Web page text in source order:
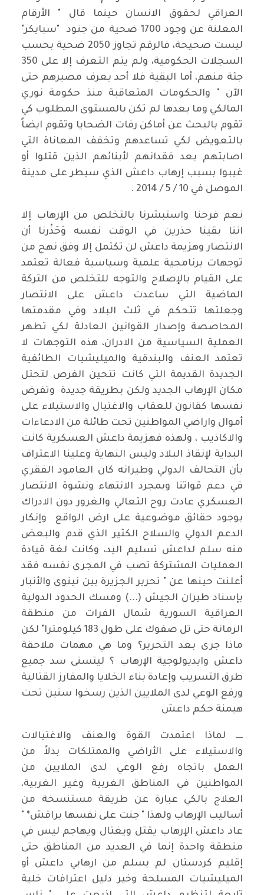
العراقي لحقوق الانسان حينما قال " الأرقام
المعلنة عن وجود 1700 ضحية من جنود "سبايكر"
ليست صحيحة، فالرقم تجاوز 2050 ضحية بحسب
السجلات الحكومية، ولم يتم التعرف إلا على 350
جثة منهم، أما البقية فلا أحد يعرف مصيرهم حتى
الآن " والحكومات المتعاقبة منذ حكومة نوري
المالكي وما بعدها لم تكن بالمستوى المطلوب كي
تقوم بالبحث عن أماكن رفات الضحايا وتقوم ايضاً
بالتعويض لكي تساعدهم وتخفف المعاناة التي
اصابتهم بعد فقدانهم لأبنائهم الذين قتلوا أو
غيبوا بسبب إرهاب داعش الذي سيطر على مدينة
الموصل في 10 / 5 / 2014 .
نعم فرحنا واستبشرنا بالتخلص من الإرهاب إلا
اننا بقينا حذرين في الوقت نفسه وَحَذْرنا أن
الانتصار وهزيمة داعش لن تكتمل إلا وفق نهج من
توجهات برنامجية علمية وسياسية فعالة تعتمد
على القيام بالإصلاح والتوجه للتخلص من التركة
الماضية التي ساعدت داعش على الانتصار
وجعلتها تتحكم في ثلث البلاد وفي مقدمتها
المحاصصة وإصدار القوانين العادلة لكي تطهر
العملية السياسية من الادران، هذه التوجهات لا
تعتمد العنف والبندقية والميليشيات الطائفية
الجديدة القديمة التي كانت تتحين الفرص لتحتل
مكان الإرهاب الجديد ولكن بطريقة جديدة وتفرض
نفسها كقانون للعقاب والاغتيال والاستيلاء على
أموال واراضي المواطنين تحت طائلة من الادعاءات
والاكاذيب ، ولهذه فهزيمة داعش العسكرية كانت
البداية لإنقاذ البلاد وليس النهاية وعلينا الاعتراف
بأن التحالف الدولي وطيرانه كان العامود الفقري
في دعم قواتنا وبمجرد الانتهاء ونشوة الانتصار
العسكري عادت روح التعالي والغرور دون الادراك
بوجود حقائق موضوعية على ارض الواقع وإنكار
الدعم الدولي والسلاح الكثير الذي قدم والبعض
منه سلم لداعش تسليم اليد، وكانت لغة قيادة
العمليات المشتركة تصب في المجرى نفسه فقد
أعلنت حينها عن " تحرير الجزيرة بين نينوى والأنبار
بإسناد طيران الجيش (...) ومسك الحدود الدولية
العراقية السورية شمال الفرات من منطقة
الرمانة حتى تل صفوك على طول 183 كيلومترا" لكن
ماذا جرى بعد التحرير؟ وما هي مهمات ملاحقة
داعش وايديولوجية الإرهاب ؟ ليتسنى سد جميع
طرق التسريب وإعادة بناء الخلايا والمفارز القتالية
ورفع الوعي لدى الملايين الذين رسخوا سنين تحت
هيمنة حكم داعش
ــــ لماذا اعتمدت القوة والعنف والاغتيالات
والاستيلاء على الأراضي والممتلكات بدلاً من
العمل باتجاه رفع الوعي لدى الملايين من
المواطنين في المناطق الغربية وغير الغربية،
العلاج بالكي عبارة عن طريقة مستنسخة من
أساليب الإرهاب ولهذا " جنت على نفسها براقش* "
عاد داعش الإرهاب يقتل ويغتال ويهاجم ليس في
منطقة واحدة إنما في العديد من المناطق حتى
إقليم كردستان لم يسلم من ارهابي داعش أو
الميليشيات المسلحة وخير دليل اعترافات خلية